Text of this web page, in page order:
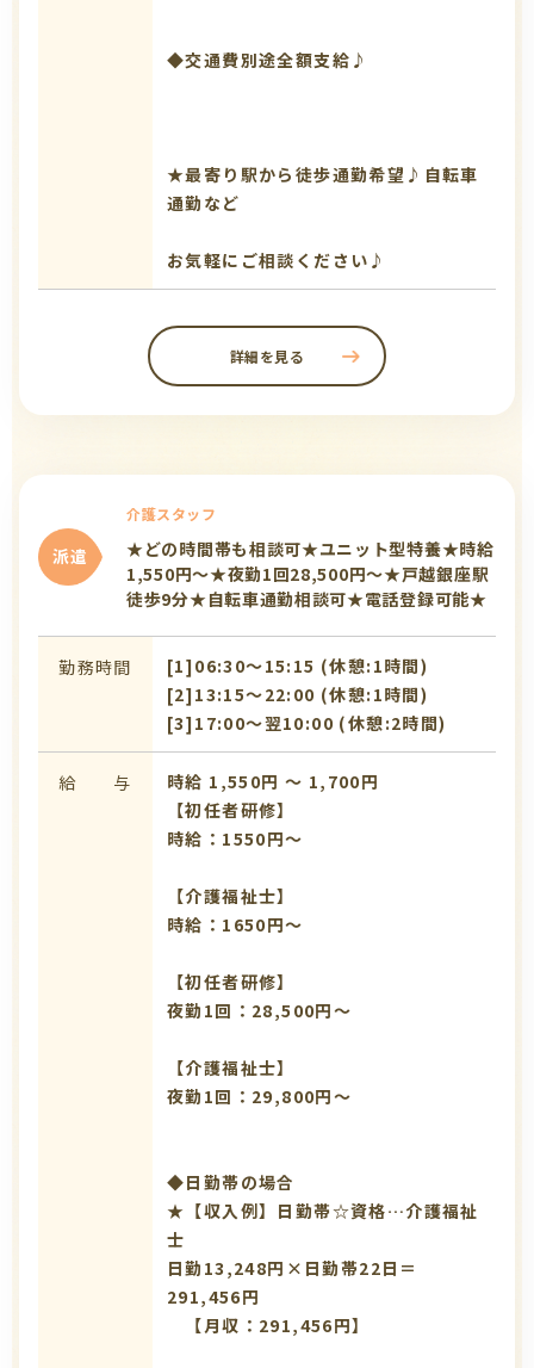
◆交通費別途全額支給♪
★最寄り駅から徒歩通勤希望♪自転車
通勤など
お気軽にご相談ください♪
詳細を見る
派遣
介護スタッフ
★どの時間帯も相談可★ユニット型特養★時給
1,550円～★夜勤1回28,500円～★戸越銀座駅
徒歩9分★自転車通勤相談可★電話登録可能★
勤務時間
[1]06:30〜15:15 (休憩:1時間)
[2]13:15〜22:00 (休憩:1時間)
[3]17:00〜翌10:00 (休憩:2時間)
給 与
時給 1,550円 〜 1,700円
【初任者研修】
時給：1550円～
【介護福祉士】
時給：1650円～
【初任者研修】
夜勤1回：28,500円～
【介護福祉士】
夜勤1回：29,800円～
◆日勤帯の場合
★【収入例】日勤帯☆資格…介護福祉
士
日勤13,248円×日勤帯22日＝
291,456円
【月収：291,456円】